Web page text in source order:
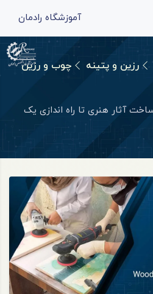
آموزشگاه رادمان
رزین و پتینه
چوب و رزین
آثار هنری تا راه اندازی یک